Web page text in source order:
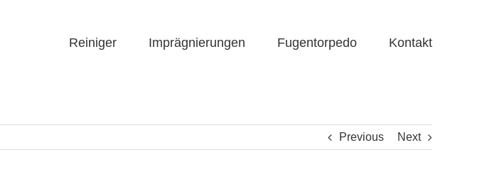
Reiniger Imprägnierungen Fugentorpedo Kontakt
Previous Next